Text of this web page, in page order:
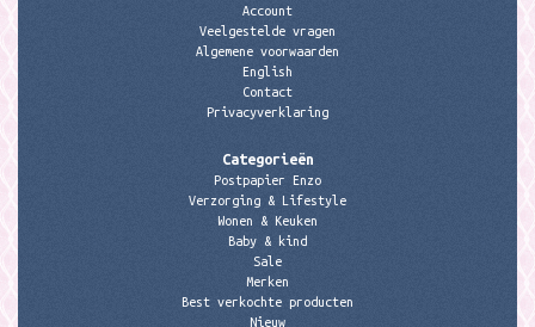
Account
Veelgestelde vragen
Algemene voorwaarden
English
Contact
Privacyverklaring
Categorieën
Postpapier Enzo
Verzorging & Lifestyle
Wonen & Keuken
Baby & kind
Sale
Merken
Best verkochte producten
Nieuw